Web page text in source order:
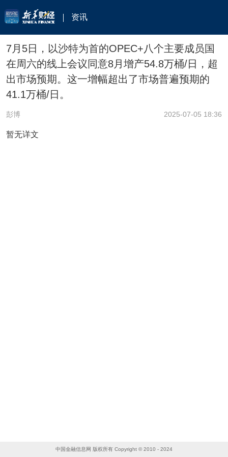
资讯
7月5日，以沙特为首的OPEC+八个主要成员国
在周六的线上会议同意8月增产54.8万桶/日，超
出市场预期。这一增幅超出了市场普遍预期的
41.1万桶/日。
彭博 2025-07-05 18:36
暂无详文
中国金融信息网 版权所有 Copyright © 2010 - 2024